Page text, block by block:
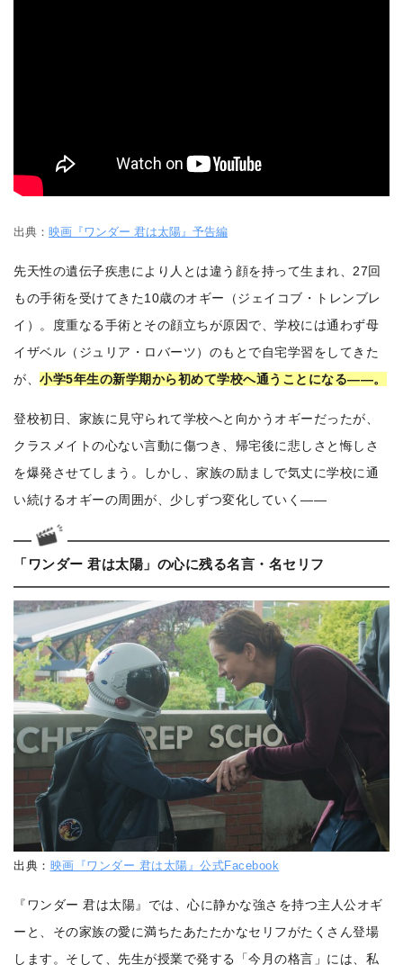
出典： 映画『ワンダー 君は太陽』予告編
先天性の遺伝子疾患により人とは違う顔を持って生まれ、27回
もの手術を受けてきた10歳のオギー（ジェイコブ・トレンブレ
イ）。度重なる手術とその顔立ちが原因で、学校には通わず母
イザベル（ジュリア・ロバーツ）のもとで自宅学習をしてきた
が、小学5年生の新学期から初めて学校へ通うことになる――。
登校初日、家族に見守られて学校へと向かうオギーだったが、
クラスメイトの心ない言動に傷つき、帰宅後に悲しさと悔しさ
を爆発させてしまう。しかし、家族の励ましで気丈に学校に通
い続けるオギーの周囲が、少しずつ変化していく――
「ワンダー 君は太陽」の心に残る名言・名セリフ
出典： 映画『ワンダー 君は太陽』公式Facebook
『ワンダー 君は太陽』では、心に静かな強さを持つ主人公オギ
ーと、その家族の愛に満ちたあたたかなセリフがたくさん登場
します。そして、先生が授業で発する「今月の格言」には、私